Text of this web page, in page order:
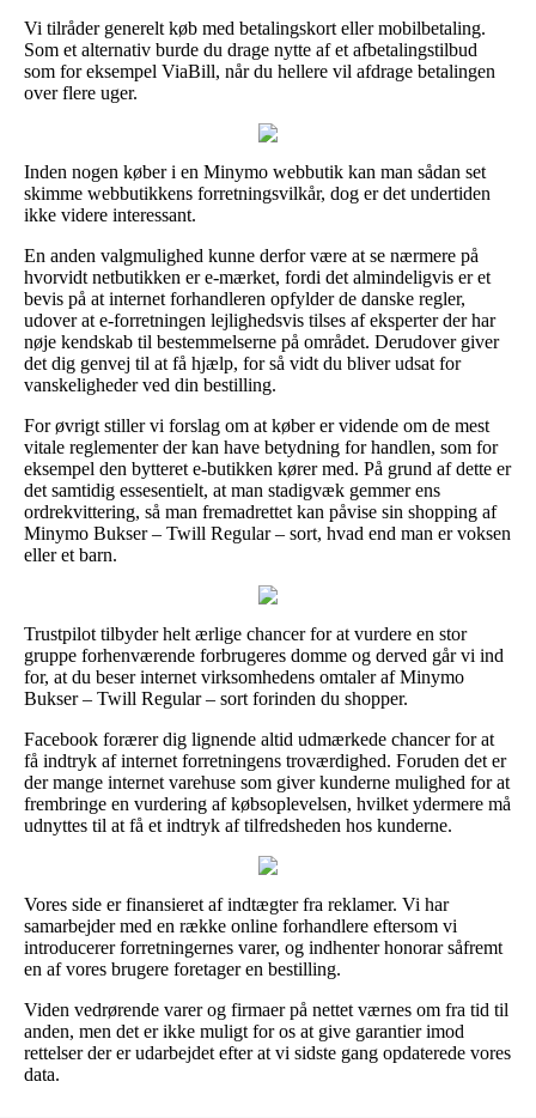
Vi tilråder generelt køb med betalingskort eller mobilbetaling.
Som et alternativ burde du drage nytte af et afbetalingstilbud
som for eksempel ViaBill, når du hellere vil afdrage betalingen
over flere uger.
Inden nogen køber i en Minymo webbutik kan man sådan set
skimme webbutikkens forretningsvilkår, dog er det undertiden
ikke videre interessant.
En anden valgmulighed kunne derfor være at se nærmere på
hvorvidt netbutikken er e-mærket, fordi det almindeligvis er et
bevis på at internet forhandleren opfylder de danske regler,
udover at e-forretningen lejlighedsvis tilses af eksperter der har
nøje kendskab til bestemmelserne på området. Derudover giver
det dig genvej til at få hjælp, for så vidt du bliver udsat for
vanskeligheder ved din bestilling.
For øvrigt stiller vi forslag om at køber er vidende om de mest
vitale reglementer der kan have betydning for handlen, som for
eksempel den bytteret e-butikken kører med. På grund af dette er
det samtidig essesentielt, at man stadigvæk gemmer ens
ordrekvittering, så man fremadrettet kan påvise sin shopping af
Minymo Bukser – Twill Regular – sort, hvad end man er voksen
eller et barn.
Trustpilot tilbyder helt ærlige chancer for at vurdere en stor
gruppe forhenværende forbrugeres domme og derved går vi ind
for, at du beser internet virksomhedens omtaler af Minymo
Bukser – Twill Regular – sort forinden du shopper.
Facebook forærer dig lignende altid udmærkede chancer for at
få indtryk af internet forretningens troværdighed. Foruden det er
der mange internet varehuse som giver kunderne mulighed for at
frembringe en vurdering af købsoplevelsen, hvilket ydermere må
udnyttes til at få et indtryk af tilfredsheden hos kunderne.
Vores side er finansieret af indtægter fra reklamer. Vi har
samarbejder med en række online forhandlere eftersom vi
introducerer forretningernes varer, og indhenter honorar såfremt
en af vores brugere foretager en bestilling.
Viden vedrørende varer og firmaer på nettet værnes om fra tid til
anden, men det er ikke muligt for os at give garantier imod
rettelser der er udarbejdet efter at vi sidste gang opdaterede vores
data.